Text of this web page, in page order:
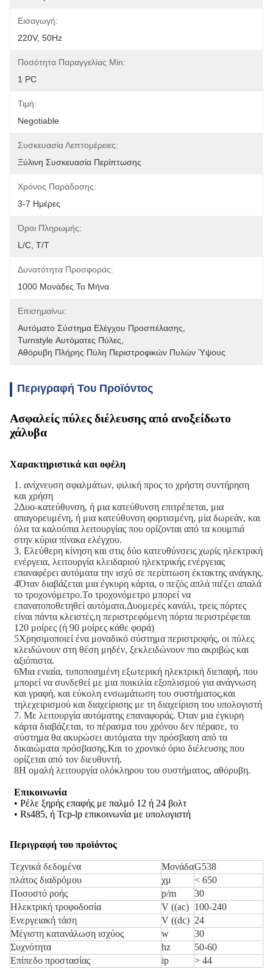
Εισαγωγή:
220V, 50Hz
Ποσότητα Παραγγελίας Min:
1 PC
Τιμή:
Negotiable
Συσκευασία Λεπτομέρειες:
Ξύλινη Συσκευασία Περίπτωσης
Χρόνος Παράδοσης:
3-7 Ημέρες
Όροι Πληρωμής:
L/C, T/T
Δυνατότητα Προσφοράς:
1000 Μονάδες Το Μήνα
Επισημαίνω:
Αυτόματο Σύστημα Ελέγχου Προσπέλασης
Turnstyle Αυτόματες Πύλες
Αθόρυβη Πλήρης Πύλη Περιστροφικών Πυλών Ύψους
Περιγραφή Του Προϊόντος
Ασφαλείς πύλες διέλευσης από ανοξείδωτο
χάλυβα
Χαρακτηριστικά και οφέλη
1. ανίχνευση σφαλμάτων, φιλική προς το χρήστη συντήρηση
και χρήση
2Δυο-κατεύθυνση, ή μια κατεύθυνση επιτρέπεται, μια
απαγορευμένη, ή μια κατεύθυνση φορτισμένη, μία δωρεάν, και
όλα τα καλούπια λειτουργίας που ορίζονται από τα κουμπιά
στην κύρια πίνακα ελέγχου.
3. Ελεύθερη κίνηση και στις δύο κατευθύνσεις χωρίς ηλεκτρική
ενέργεια, λειτουργία κλειδαριού ηλεκτρικής ενέργειας
επαναφέρει αυτόματα την ισχύ σε περίπτωση έκτακτης ανάγκης.
4Όταν διαβάζεται μια έγκυρη κάρτα, ο πεζός απλά πιέζει απαλά
το τροχονόμετρο.Το τροχονόμετρο μπορεί να
επανατοποθετηθεί αυτόματα.Δυομερές κανάλι, τρεις πόρτες
είναι πάντα κλειστές,η περιστρεφόμενη πόρτα περιστρέφεται
120 μοίρες (ή 90 μοίρες κάθε φορά)
5Χρησιμοποιεί ένα μοναδικό σύστημα περιστροφής, οι πύλες
κλειδώνουν στη θέση μηδέν, ξεκλειδώνουν πιο ακριβώς και
αξιόπιστα.
6Μια ενιαία, τυποποιημένη εξωτερική ηλεκτρική διεπαφή, που
μπορεί να συνδεθεί με μια ποικιλία εξοπλισμού για ανάγνωση
και γραφή, και εύκολη ενσωμάτωση του συστήματος,και
τηλεχειρισμού και διαχείρισης με τη διαχείριση του υπολογιστή
7. Με λειτουργία αυτόματης επαναφοράς. Όταν μια έγκυρη
κάρτα διαβάζεται, το πέρασμα του χρόνου δεν πέρασε, το
σύστημα θα ακυρώσει αυτόματα την πρόσβαση από τα
δικαιώματα πρόσβασης.Και το χρονικό όριο διέλευσης που
ορίζεται από τον διευθυντή.
8Η ομαλή λειτουργία ολόκληρου του συστήματος, αθόρυβη.
Επικοινωνία
• Ρέλε ξηρής επαφής με παλμό 12 ή 24 βολτ
• Rs485, ή Tcp-lp επικοινωνία με υπολογιστή
Περιγραφή του προϊόντος
Τεχνικά δεδομένα ΜονάδαG538
πλάτος διαδρόμου
χμ
< 650
Ποσοστό ροής
p/m
30
Ηλεκτρική τροφοδοσία
V ((ac) 100-240
Ενεργειακή τάση
V ((dc) 24
Μέγιστη κατανάλωση ισχύος
w
30
Συχνότητα
hz
50-60
Επίπεδο προστασίας
ip
> 44